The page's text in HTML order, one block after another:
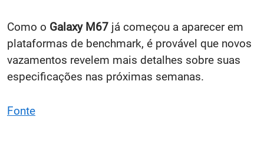
Como o Galaxy M67 já começou a aparecer em
plataformas de benchmark, é provável que novos
vazamentos revelem mais detalhes sobre suas
especificações nas próximas semanas.
Fonte